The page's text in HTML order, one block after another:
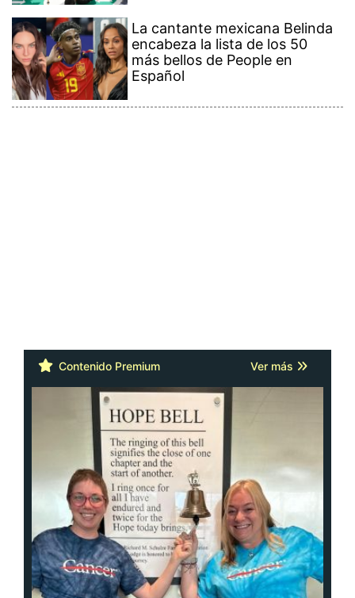
La cantante mexicana Belinda
encabeza la lista de los 50
más bellos de People en
Español
Contenido Premium Ver más